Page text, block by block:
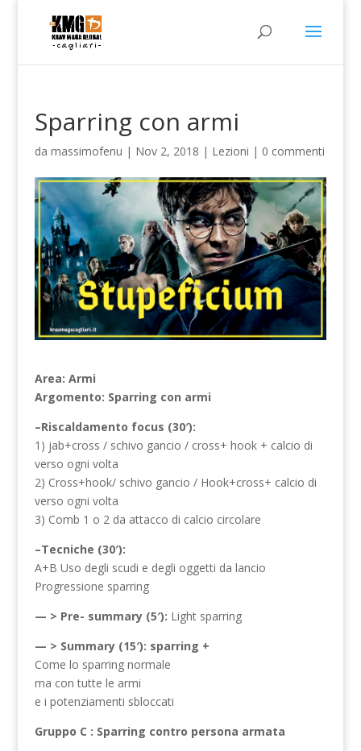
Sparring con armi
da massimofenu | Nov 2, 2018 | Lezioni | 0 commenti
Area: Armi
Argomento: Sparring con armi
–Riscaldamento focus (30′):
1) jab+cross / schivo gancio / cross+ hook + calcio di
verso ogni volta
2) Cross+hook/ schivo gancio / Hook+cross+ calcio di
verso ogni volta
3) Comb 1 o 2 da attacco di calcio circolare
–Tecniche (30′):
A+B Uso degli scudi e degli oggetti da lancio
Progressione sparring
— > Pre- summary (5′): Light sparring
— > Summary (15′): sparring +
Come lo sparring normale
ma con tutte le armi
e i potenziamenti sbloccati
Gruppo C : Sparring contro persona armata